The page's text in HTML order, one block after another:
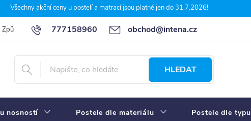
Všechny akční ceny u postelí a matrací jsou platné jen do 31.7.2026!
777158960 obchod@intena.cz
Způsoby a ceny dopravy 7 důvodů, proč nakupit u Intena nábytek
HLEDAT
nosností Postele dle materiálu Postele dle typu